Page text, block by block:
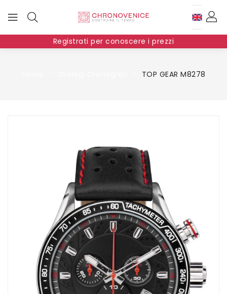
Registrati per conoscere i prezzi
TOP GEAR M8278